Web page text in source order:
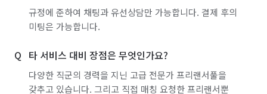
규정에 준하여 채팅과 유선상담만 가능합니다. 결제 후의
미팅은 가능합니다.
타 서비스 대비 장점은 무엇인가요?
다양한 직군의 경력을 지닌 고급 전문가 프리랜서풀을
갖추고 있습니다. 그리고 직접 매칭 요청한 프리랜서뿐